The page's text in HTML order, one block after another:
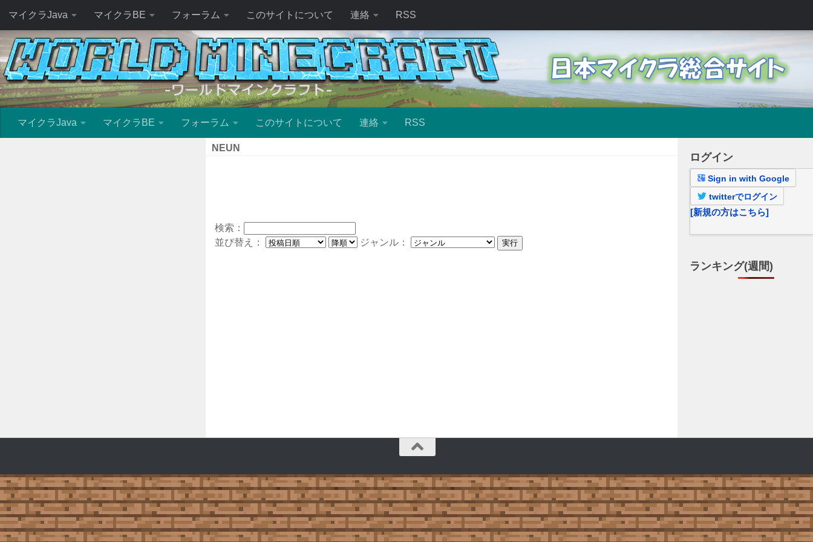
マイクラJava マイクラBE フォーラム このサイトについて 連絡 RSS
マイクラJava マイクラBE フォーラム このサイトについて 連絡 RSS
NEUN
検索：
並び替え：
ジャンル：
ログイン
Sign in with Google
twitterでログイン
[新規の方はこちら]
ランキング(週間)